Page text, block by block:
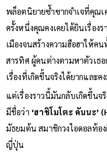
พล็อตนิยายซ้ำซากจำเจที่คุณเ
ครั้งหนึ่งคุณคงเคยได้ยินเรื่อง
เมืองจนสร้างความฮือฮาให้ค
สารทิศ ผู้คนต่างตามหาตัวเ
เรื่องที่เกิดขึ้นจริงได้ยากและ
แต่เรื่องราวนี้มันกลับเกิดขึ้น
มีชื่อว่า ‘ฮาชิโมโตะ คันนะ’
มัธยมต้น สมาชิกวงไอดอลท้อ
ญี่ปุ่น